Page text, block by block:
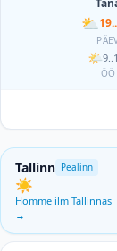
⛅
🌤
ÖÖ
Tallinn Pealinn
☀️
Homme ilm Tallinnas
→